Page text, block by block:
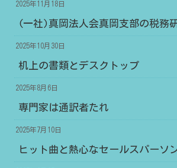
2025年11月18日
(一社)真岡法人会真岡支部の税務
2025年10月30日
机上の書類とデスクトップ
2025年8月6日
専門家は通訳者たれ
2025年7月10日
ヒット曲と熱心なセールスパーソ